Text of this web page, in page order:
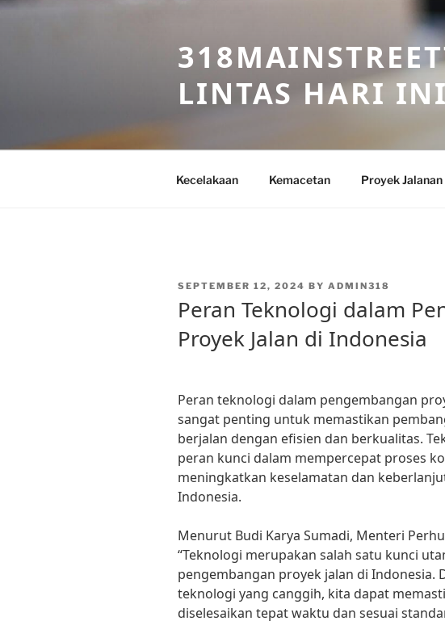
Skip
LINTAS HARI INI
Kecelakaan Kemacetan Proyek Jalanan
POSTED
SEPTEMBER 12, 2024 BY ADMIN318
Peran Teknologi dalam
Proyek Jalan di Indonesia
Peran teknologi dalam pengembangan
sangat penting untuk memastikan
berjalan dengan efisien dan berkualitas.
peran kunci dalam mempercepat proses
meningkatkan keselamatan dan
Indonesia.
Menurut Budi Karya Sumadi, Menteri
“Teknologi merupakan salah satu kunci
pengembangan proyek jalan di Indonesia.
teknologi yang canggih, kita dapat
diselesaikan tepat waktu dan sesuai